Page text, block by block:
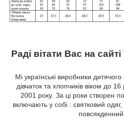
Раді вітати Вас на
Мі українські виробники дитячого
дівчаток та хлопчиків віком до
2001 року. За ці роки створен
включають у собі : святковий
повсякденний